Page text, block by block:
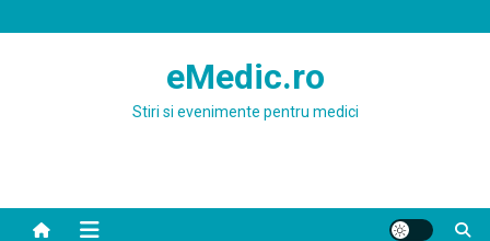
eMedic.ro
Stiri si evenimente pentru medici